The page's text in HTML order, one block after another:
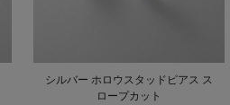
シルバー ホロウスタッドピアス ス
ロープカット